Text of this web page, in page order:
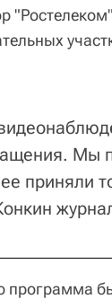
Мы
приняли
программа